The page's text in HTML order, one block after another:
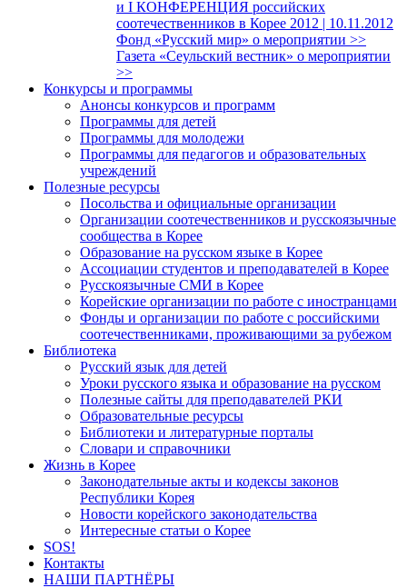
и I КОНФЕРЕНЦИЯ российских
соотечественников в Корее 2012 | 10.11.2012
Фонд «Русский мир» о мероприятии >>
Газета «Сеульский вестник» о мероприятии
>>
Конкурсы и программы
Анонсы конкурсов и программ
Программы для детей
Программы для молодежи
Программы для педагогов и образовательных
учреждений
Полезные ресурсы
Посольства и официальные организации
Организации соотечественников и русскоязычные
сообщества в Корее
Образование на русском языке в Корее
Ассоциации студентов и преподавателей в Корее
Русскоязычные СМИ в Корее
Корейские организации по работе с иностранцами
Фонды и организации по работе с российскими
соотечественниками, проживающими за рубежом
Библиотека
Русский язык для детей
Уроки русского языка и образование на русском
Полезные сайты для преподавателей РКИ
Образовательные ресурсы
Библиотеки и литературные порталы
Словари и справочники
Жизнь в Корее
Законодательные акты и кодексы законов
Республики Корея
Новости корейского законодательства
Интересные статьи о Корее
SOS!
Контакты
НАШИ ПАРТНЁРЫ